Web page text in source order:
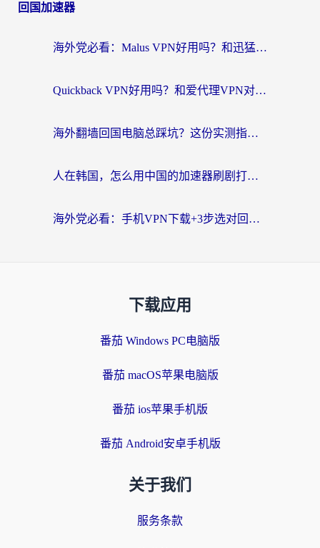
回国加速器
海外党必看：Malus VPN好用吗？和迅猛兔VPN对比哪个回国效果更好？附真实体验与避坑指南
Quickback VPN好用吗？和爱代理VPN对比哪个回国效果更好？
海外翻墙回国电脑总踩坑？这份实测指南帮你选对加速器（附ChickCNinitapMalus对比）
人在韩国，怎么用中国的加速器刷剧打游戏？这份真实体验指南给你答案
海外党必看：手机VPN下载+3步选对回国加速器，无缝刷国内资源不再愁
下载应用
番茄 Windows PC电脑版
番茄 macOS苹果电脑版
番茄 ios苹果手机版
番茄 Android安卓手机版
关于我们
服务条款